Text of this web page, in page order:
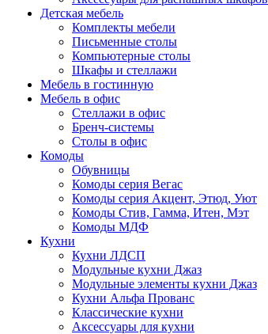
Детская мебель
Комплекты мебели
Письменные столы
Компьютерные столы
Шкафы и стеллажи
Мебель в гостинную
Мебель в офис
Стеллажи в офис
Бренч-системы
Столы в офис
Комоды
Обувницы
Комоды серия Вегас
Комоды серия Акцент, Этюд, Уют
Комоды Стив, Гамма, Итен, Мэт
Комоды МДФ
Кухни
Кухни ЛДСП
Модульные кухни Джаз
Модульные элементы кухни Джаз
Кухни Альфа Прованс
Классические кухни
Аксессуары для кухни